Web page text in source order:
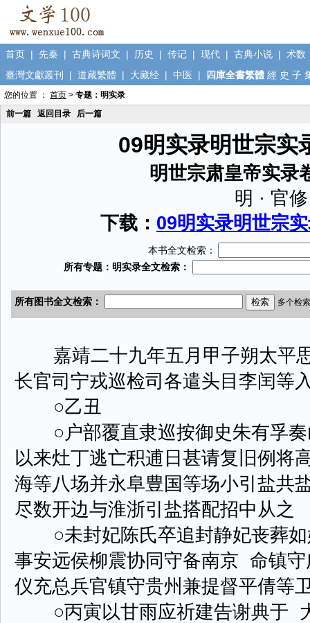
首页 | 先秦 | 古典诗词文 | 历史 | 传记 | 现代 | 古典小说 | 术数
臺灣文獻叢刊
| 道藏繁體 | 大藏经 | 中医 | 四庫全書繁體 經 史 子
您的位置 ： 首页 > 专题：明实录
前一篇
返回目录 后一篇
09明实录明世宗实
明世宗肃皇帝实录
明 · 官修
下载： 09明实录明世宗
本书全文检索：
嘉靖二十九年五月甲子朔太平
长官司宁戎巡检司各遣头目李闰等
○乙丑
○户部覆直隶巡按御史朱有孚奏
以来灶丁逃亡积逋日甚请复旧例将
海等八场并永阜豊国等场小引盐共
尽数开边与淮浙引盐搭配招中从之
○未封妃陈氏卒追封静妃丧葬如
事安远侯柳震协同守备南京 命镇
仪充总兵官镇守贵州兼提督平倩等
○丙寅以甘雨应祈建告谢典于